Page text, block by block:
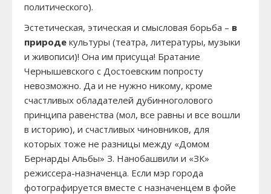
политического).
Эстетическая, этическая и смысловая борьба – в
природе культуры (театра, литературы, музыки
и живописи)! Она им присуща! Братание
Чернышевского с Достоевским попросту
невозможно. Да и не нужно никому, кроме
счастливых обладателей дубинноголового
принципа равенства (мол, все равны и все вошли
в историю), и счастливых чиновников, для
которых тоже не разницы между «Домом
Бернарды Альбы» З. Нанобашвили и «ЗК»
режиссера-назначенца. Если мэр города
фотографируется вместе с назначенцем в фойе